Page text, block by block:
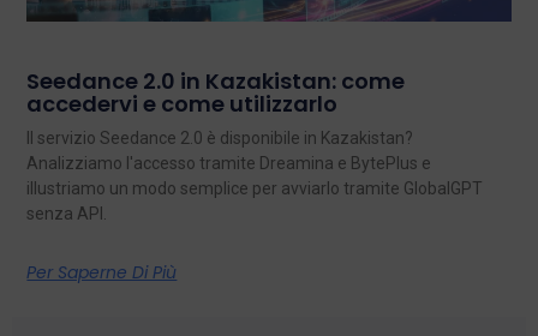
Seedance 2.0 in Kazakistan: come
accedervi e come utilizzarlo
Il servizio Seedance 2.0 è disponibile in Kazakistan?
Analizziamo l'accesso tramite Dreamina e BytePlus e
illustriamo un modo semplice per avviarlo tramite GlobalGPT
senza API.
Per Saperne Di Più